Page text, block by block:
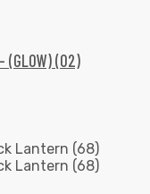
(GLOW) (02)